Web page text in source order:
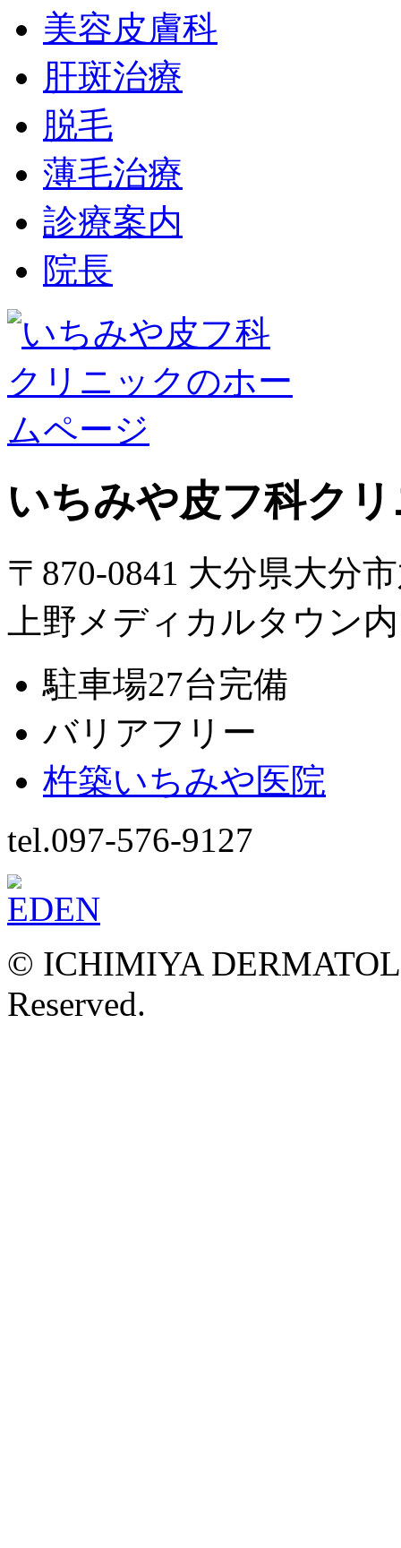
美容皮膚科
肝斑治療
脱毛
薄毛治療
診療案内
院長
いちみや皮フ科ク
〒870-0841 大分県大分
上野メディカルタウン内
駐車場27台完備
バリアフリー
杵築いちみや医院
tel.097-576-9127
© ICHIMIYA
Reserved.